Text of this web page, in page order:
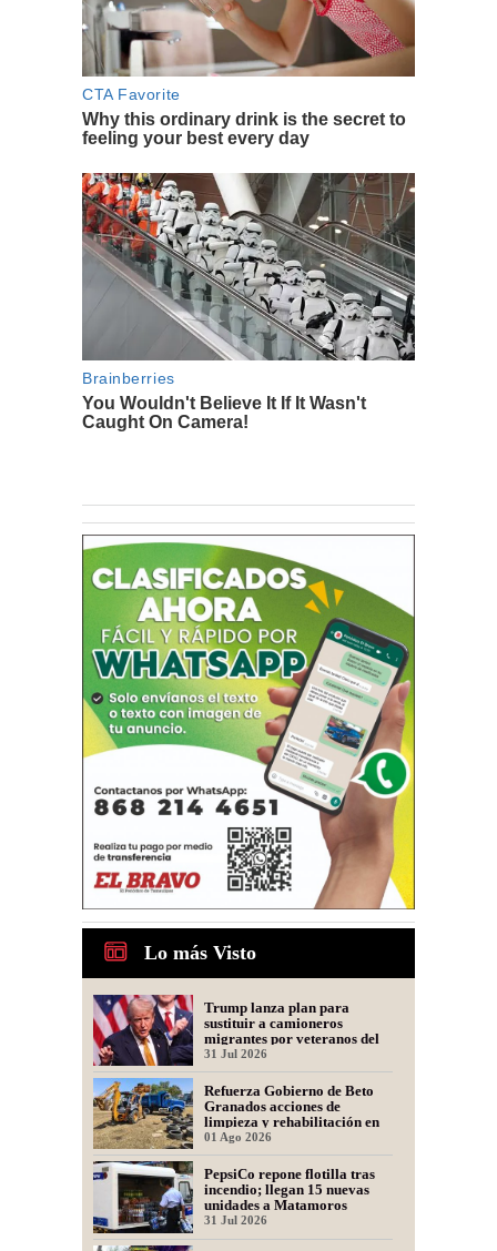
Lo más Visto
Trump lanza plan para
sustituir a camioneros
migrantes por veteranos del
Ejército
31 Jul 2026
Refuerza Gobierno de Beto
Granados acciones de
limpieza y rehabilitación en
Los Presidentes
01 Ago 2026
PepsiCo repone flotilla tras
incendio; llegan 15 nuevas
unidades a Matamoros
31 Jul 2026